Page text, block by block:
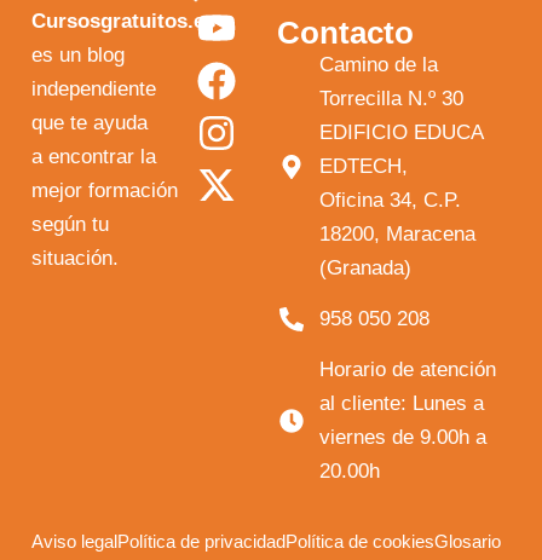
Cursosgratuitos.es
es un blog
independiente
que te ayuda
a encontrar la
mejor formación
según tu
situación.
Y
o
u
t
u
F
a
c
e
b
I
n
s
t
a
X
-
t
w
i
Contacto
Camino de la
Torrecilla N.º 30
EDIFICIO EDUCA
EDTECH,
Oficina 34, C.P.
18200, Maracena
(Granada)
958 050 208
Horario de atención
al cliente: Lunes a
viernes de 9.00h a
20.00h
Aviso legalPolítica de privacidadPolítica de cookiesGlosario